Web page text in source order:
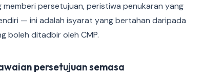
persetujuan, peristiwa penukaran yang
— ini adalah isyarat yang bertahan daripada
boleh ditadbir oleh CMP.
persetujuan semasa